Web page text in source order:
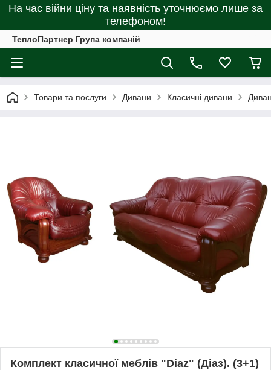
На час війни ціну та наявність уточнюємо лише за
телефоном!
ТеплоПартнер Група компаній
Товари та послуги Дивани Класичні дивани
Комплект класичної меблів "Diaz" (Діаз). (3+1)